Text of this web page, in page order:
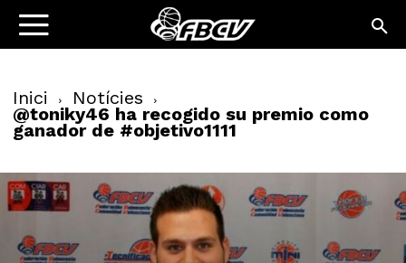
Inici Notícies
@toniky46 ha recogido su premio como
ganador de #objetivo1111